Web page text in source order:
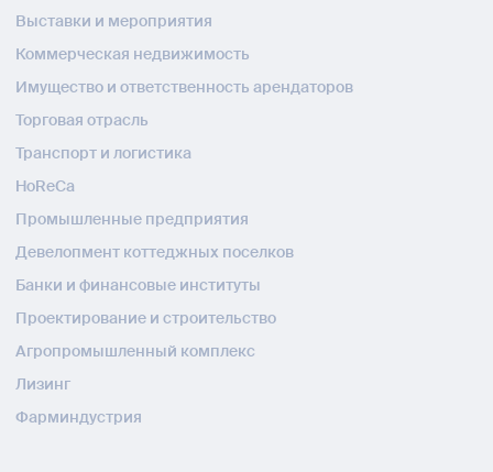
Выставки и мероприятия
Коммерческая недвижимость
Имущество и ответственность арендаторов
Торговая отрасль
Транспорт и логистика
HoReCa
Промышленные предприятия
Девелопмент коттеджных поселков
Банки и финансовые институты
Проектирование и строительство
Агропромышленный комплекс
Лизинг
Фарминдустрия